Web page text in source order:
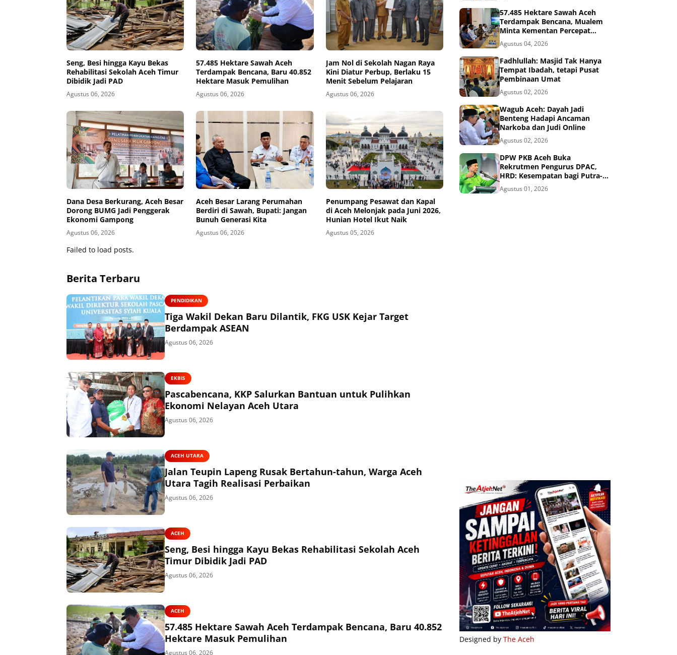
Seng, Besi hingga Kayu Bekas
Rehabilitasi Sekolah Aceh Timur
Dibidik Jadi PAD
Agustus 06, 2026
57.485 Hektare Sawah Aceh
Terdampak Bencana, Baru 40.852
Hektare Masuk Pemulihan
Agustus 06, 2026
Jam Nol di Sekolah Nagan Raya
Kini Diatur Perbup, Berlaku 15
Menit Sebelum Pelajaran
Agustus 06, 2026
Dana Desa Berkurang, Aceh Besar
Dorong BUMG Jadi Penggerak
Ekonomi Gampong
Agustus 06, 2026
Aceh Besar Larang Perumahan
Berdiri di Sawah, Bupati: Jangan
Bunuh Generasi Kita
Agustus 06, 2026
Penumpang Pesawat dan Kapal
di Aceh Melonjak pada Juni 2026,
Hunian Hotel Ikut Naik
Agustus 05, 2026
Failed to load posts.
Berita Terbaru
PENDIDIKAN
Tiga Wakil Dekan Baru Dilantik, FKG USK Kejar Target
Berdampak ASEAN
Agustus 06, 2026
EKBIS
Pascabencana, KKP Salurkan Bantuan untuk Pulihkan
Ekonomi Nelayan Aceh Utara
Agustus 06, 2026
ACEH UTARA
Jalan Teupin Lapeng Rusak Bertahun-tahun, Warga Aceh
Utara Tagih Realisasi Perbaikan
Agustus 06, 2026
ACEH
Seng, Besi hingga Kayu Bekas Rehabilitasi Sekolah Aceh
Timur Dibidik Jadi PAD
Agustus 06, 2026
ACEH
57.485 Hektare Sawah Aceh Terdampak Bencana, Baru 40.852
Hektare Masuk Pemulihan
Agustus 06, 2026
57.485 Hektare Sawah Aceh
Terdampak Bencana, Mualem
Minta Kementan Percepat
Pemulihan
Agustus 04, 2026
Fadhlullah: Masjid Tak Hanya
Tempat Ibadah, tetapi Pusat
Pembinaan Umat
Agustus 02, 2026
Wagub Aceh: Dayah Jadi
Benteng Hadapi Ancaman
Narkoba dan Judi Online
Agustus 02, 2026
DPW PKB Aceh Buka
Rekrutmen Pengurus DPAC,
HRD: Kesempatan bagi Putra-
Putri Terbaik Aceh
Agustus 01, 2026
Designed by The Aceh